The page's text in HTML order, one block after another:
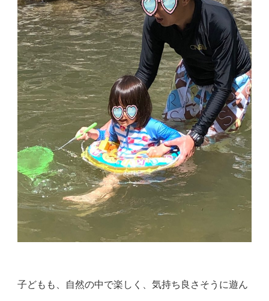
子どもも、自然の中で楽しく、気持ち良さそうに遊ん